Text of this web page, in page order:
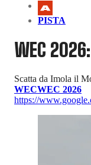
PISTA
WEC 2026:
Scatta da Imola il
WECWEC 2026
https://